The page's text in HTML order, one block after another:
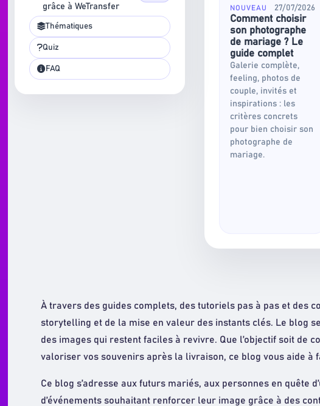
grâce à WeTransfer
Thématiques
Quiz
FAQ
NOUVEAU 27/07/2026
Comment choisir
son photographe
de mariage ? Le
guide complet
Galerie complète,
feeling, photos de
couple, invités et
inspirations : les
critères concrets
pour bien choisir son
photographe de
mariage.
À travers des guides complets, des tutoriels pas à pas et des
storytelling et de la mise en valeur des instants clés. Le blog
des images qui restent faciles à revivre. Que l’objectif soit de
valoriser vos souvenirs après la livraison, ce blog vous aide à
Ce blog s’adresse aux futurs mariés, aux personnes en
d’événements souhaitant renforcer leur image grâce à des